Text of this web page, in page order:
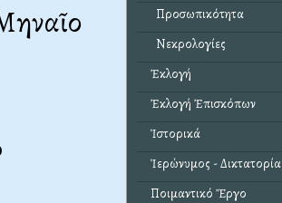
Προσωπικότητα
Νεκρολογίες
Ἐκλογή
Ἐκλογή Ἐπισκόπων
Ἱστορικά
Ἱερώνυμος - Δικτατορία
Ποιμαντικό Ἔργο